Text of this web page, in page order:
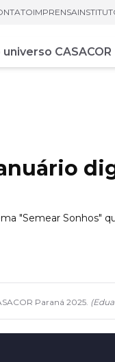
IMPRENSA
busca
menos três
"Semear Sonhos"
Paraná 2025. (